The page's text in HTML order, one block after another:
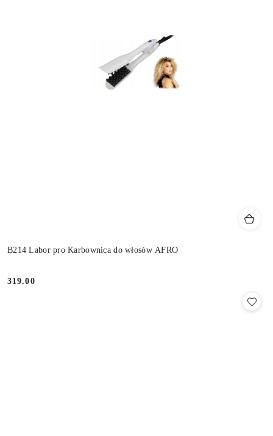
B214 Labor pro Karbownica do włosów AFRO
Cena:
319.00